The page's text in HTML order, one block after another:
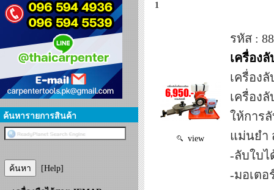
ค้นหารายการสินค้า
[Help]
1
view
รหัส :
เครื่อง
เครื่องลั
เครื่อง
ให้การ
แม่นยำ
-ลับใบไ
-มอเตอ